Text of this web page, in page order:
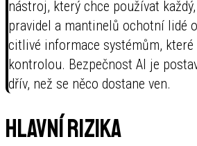
nástroj, který chce používat
pravidel a mantinelů ochotní lidé
citlivé informace systémům, které
kontrolou. Bezpečnost AI je
dřív, než se něco dostane ven.
Hlavní rizika